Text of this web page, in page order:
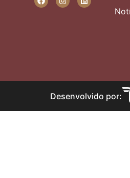
Desenvolvido por: